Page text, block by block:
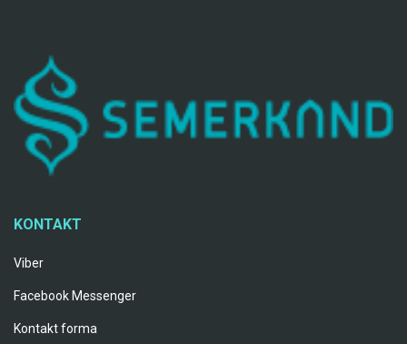
KONTAKT
Viber
Facebook Messenger
Kontakt forma